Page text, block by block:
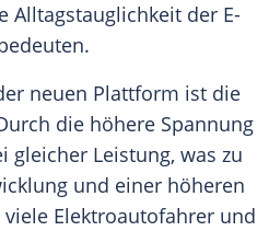
Alltagstauglichkeit der E-
neuen Plattform ist die
die höhere Spannung
gleicher Leistung, was zu
und einer höheren
Elektroautofahrer und